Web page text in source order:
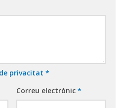
privacitat *
Correu electrònic *